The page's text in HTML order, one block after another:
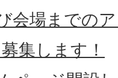
会場までの
集します！